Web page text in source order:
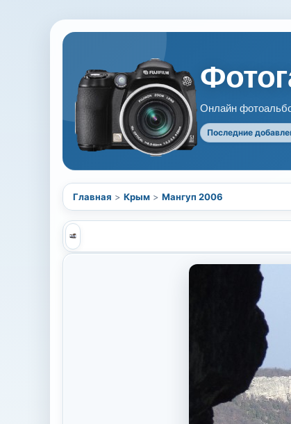
Онлайн
Последние
Главная > Крым > Мангуп 2006